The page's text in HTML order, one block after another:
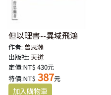
但以理書--異域飛鴻
作者: 曾思瀚
出版社:天道
定價:NT$ 430元
特價:NT$ 387元